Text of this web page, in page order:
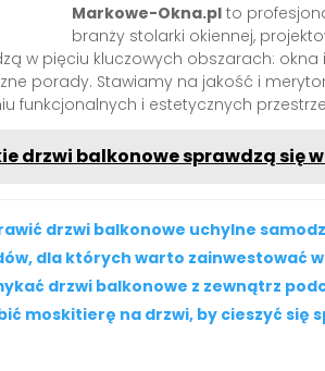
Markowe-Okna.pl to
branży stolarki okiennej,
w pięciu kluczowych obszarach:
porady. Stawiamy na jakość i
funkcjonalnych i estetycznych
drzwi balkonowe sprawdzą się
drzwi balkonowe uchylne
dla których warto zainwestować
drzwi balkonowe z zewnątrz
moskitierę na drzwi, by cieszyć się